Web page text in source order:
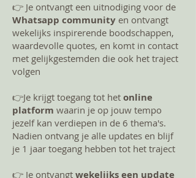
​👉 Je ontvangt een uitnodiging voor de
Whatsapp community en ontvangt
wekelijks inspirerende boodschappen,
waardevolle quotes, en komt in contact
met gelijkgestemden die ook het traject
volgen
👉Je krijgt toegang tot het online
platform waarin je op jouw tempo
jezelf kan verdiepen in de 6 thema's.
Nadien ontvang je alle updates en blijf
je 1 jaar toegang hebben tot het traject
👉 Je ontvangt wekelijks een update